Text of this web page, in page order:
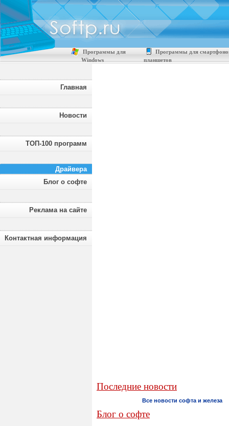
Программы для
Windows
Программы для
планшетов
Главная
Новости
ТОП-100 программ
Драйвера
Блог о софте
Реклама на сайте
Контактная информация
Последние новости
Все новости софта и железа
Блог о софте